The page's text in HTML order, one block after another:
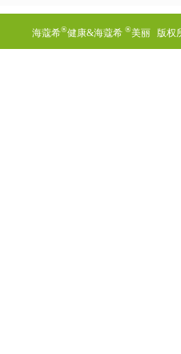
海蔻希®健康&海蔻希 ®美丽 版权